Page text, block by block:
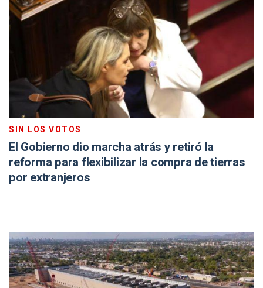
SIN LOS VOTOS
El Gobierno dio marcha atrás y retiró la
reforma para flexibilizar la compra de tierras
por extranjeros